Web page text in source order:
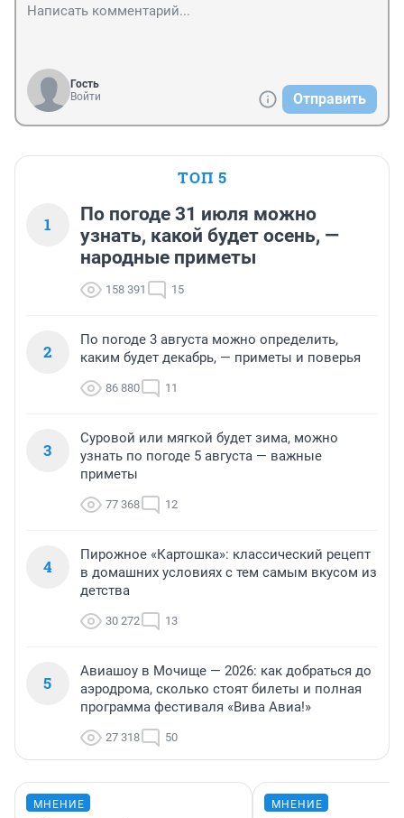
Гость
Войти
Отправить
ТОП 5
1
По погоде 31 июля можно
узнать, какой будет осень, —
народные приметы
158 391 15
2
По погоде 3 августа можно определить,
каким будет декабрь, — приметы и поверья
86 880 11
3
Суровой или мягкой будет зима, можно
узнать по погоде 5 августа — важные
приметы
77 368 12
4
Пирожное «Картошка»: классический рецепт
в домашних условиях с тем самым вкусом из
детства
30 272 13
5
Авиашоу в Мочище — 2026: как добраться до
аэродрома, сколько стоят билеты и полная
программа фестиваля «Вива Авиа!»
27 318 50
МНЕНИЕ МНЕНИЕ